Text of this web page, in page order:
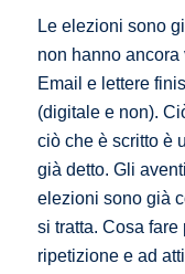
Le elezioni sono
non hanno
Email e lettere
(digitale e non).
ciò che è scritto è
già detto. Gli
elezioni sono già
si tratta. Cosa
ripetizione e ad